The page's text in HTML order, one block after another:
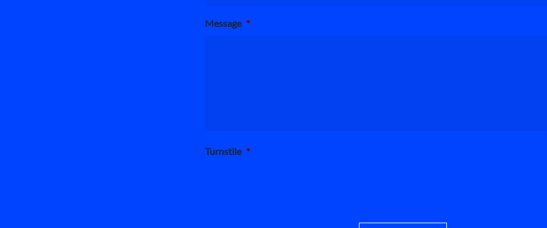
Message *
Turnstile *